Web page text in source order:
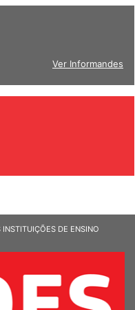
Ver Informandes
DE ENSINO